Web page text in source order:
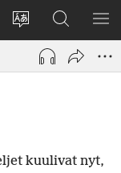
Vaihda
sivuston
kieli
Kirjaudu
(avaa
ikkunan)
Hae
JW.ORG-
sivustolta
kuulivat nyt,